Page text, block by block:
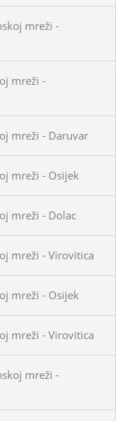
mreži -
mreži -
mreži - Daruvar
mreži - Osijek
mreži - Dolac
mreži - Virovitica
mreži - Osijek
mreži - Virovitica
mreži -